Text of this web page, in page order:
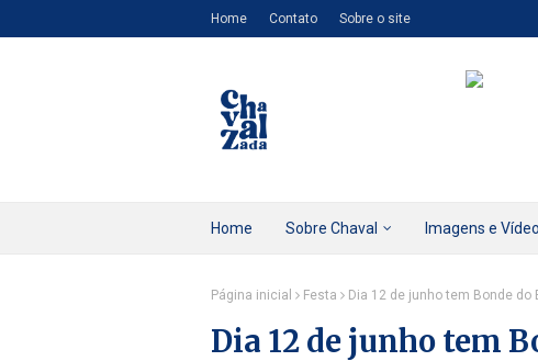
Home Contato Sobre o site
Home Sobre Chaval Imagens e
Página inicial Festa Dia 12 de junho tem Bonde do
Dia 12 de junho tem